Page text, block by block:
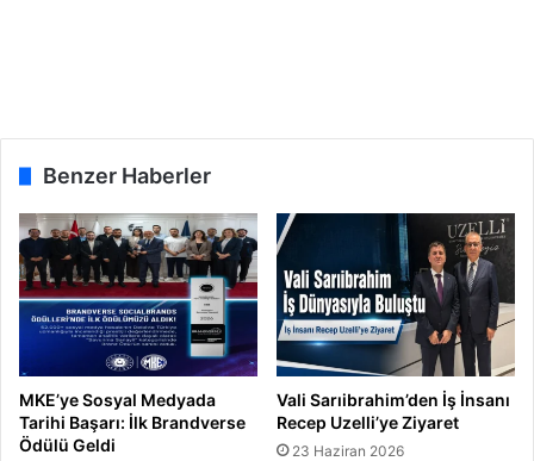
Benzer Haberler
MKE’ye Sosyal Medyada
Tarihi Başarı: İlk Brandverse
Ödülü Geldi
Vali Sarıibrahim’den İş İnsanı
Recep Uzelli’ye Ziyaret
23 Haziran 2026